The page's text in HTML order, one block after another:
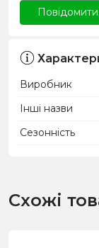
Виробник
Інші назви
Сезонність
Схожі